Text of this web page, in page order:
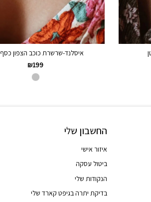
איסלנד-שרשרת כוכב הצפון כסף 925
₪199
החשבון שלי
איזור אישי
ביטול עסקה
הנקודות שלי
בדיקת יתרה בגיפט קארד שלי